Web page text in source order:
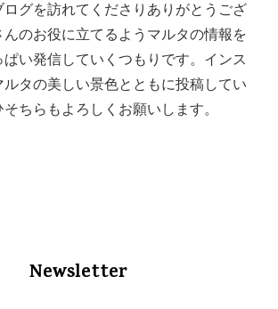
グを訪れてくださりありがとうござ
のお役に立てるようマルタの情報を
ぱい発信していくつもりです。インス
ルタの美しい景色とともに投稿してい
ちらもよろしくお願いします。
Newsletter